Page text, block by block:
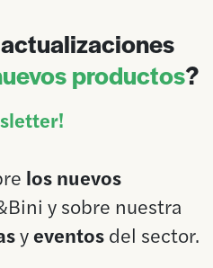
productos?
los nuevos
y sobre nuestra
yeventosdel sector.